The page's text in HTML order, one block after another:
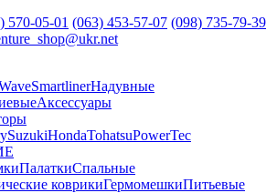
570-05-01 (063) 453-57-07 (098) 735-79-39
SmartlinerНадувные
Аксессуары
SuzukiHondaTohatsuPowerTec
ПалаткиСпальные
коврикиГермомешкиПитьевые